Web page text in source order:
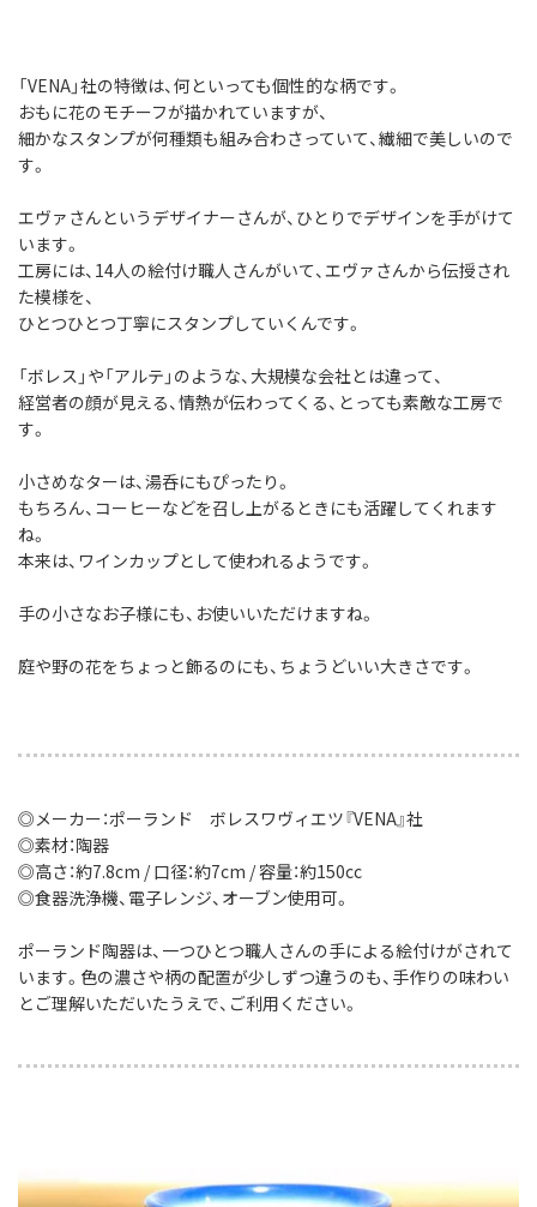
「VENA」社の特徴は、何といっても個性的な柄です。
おもに花のモチーフが描かれていますが、
細かなスタンプが何種類も組み合わさっていて、繊細で美しいので
す。
エヴァさんというデザイナーさんが、ひとりでデザインを手がけて
います。
工房には、14人の絵付け職人さんがいて、エヴァさんから伝授され
た模様を、
ひとつひとつ丁寧にスタンプしていくんです。
「ボレス」や「アルテ」のような、大規模な会社とは違って、
経営者の顔が見える、情熱が伝わってくる、とっても素敵な工房で
す。
小さめなターは、湯呑にもぴったり。
もちろん、コーヒーなどを召し上がるときにも活躍してくれます
ね。
本来は、ワインカップとして使われるようです。
手の小さなお子様にも、お使いいただけますね。
庭や野の花をちょっと飾るのにも、ちょうどいい大きさです。
◎メーカー：ポーランド ボレスワヴィエツ『VENA』社
◎素材：陶器
◎高さ：約7.8cm / 口径：約7cm / 容量：約150cc
◎食器洗浄機、電子レンジ、オーブン使用可。
ポーランド陶器は、一つひとつ職人さんの手による絵付けがされて
います。色の濃さや柄の配置が少しずつ違うのも、手作りの味わい
とご理解いただいたうえで、ご利用ください。